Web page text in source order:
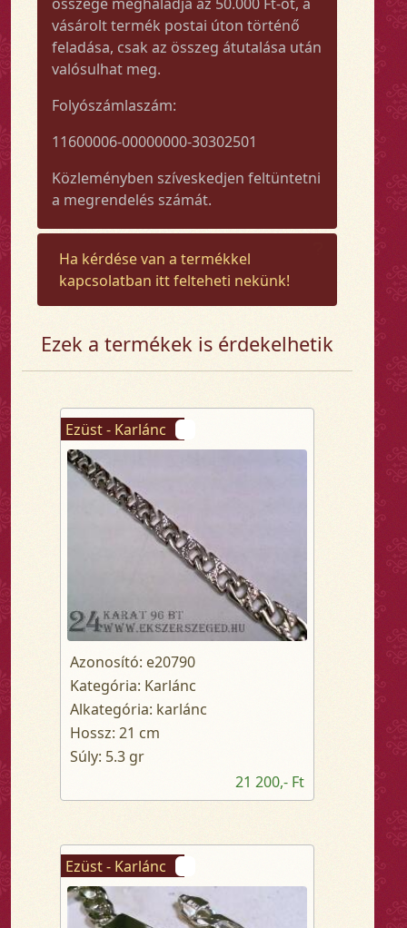
vásárolt termék postai úton történő
feladása, csak az összeg átutalása után
valósulhat meg.
Folyószámlaszám:
11600006-00000000-30302501
Közleményben szíveskedjen feltüntetni
a megrendelés számát.
Ha kérdése van a termékkel
kapcsolatban itt felteheti nekünk!
Ezek a termékek is érdekelhetik
Ezüst - Karlánc
Azonosító: e20790
Kategória: Karlánc
Alkategória: karlánc
Hossz: 21 cm
Súly: 5.3 gr
21 200,- Ft
Ezüst - Karlánc